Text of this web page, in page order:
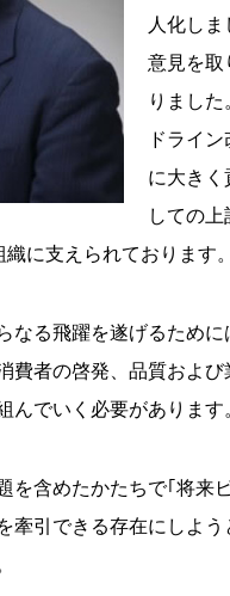
人化し
意見を取
りまし
ドライ
に大き
しての
に支えられております。
る飛躍を遂げるため
費者の啓発、品質およ
でいく必要があります。
含めたかたちで｢将来
牽引できる存在にしよ